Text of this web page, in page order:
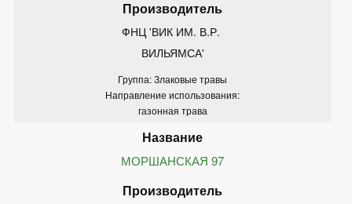
ФНЦ 'ВИК ИМ. В.Р.
ВИЛЬЯМСА'
Группа: Злаковые травы
Направление использования:
газонная трава
МОРШАНСКАЯ 97